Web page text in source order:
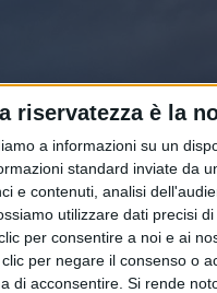
riservatezza è la
a informazioni su un
standard inviate da
e contenuti, analisi
utilizzare dati precisi
per consentire a noi e ai
per negare il consenso o
di acconsentire. Si rende